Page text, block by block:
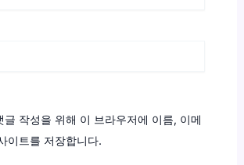
글 작성을 위해 이 브라우저에 이름, 이메
이트를 저장합니다.